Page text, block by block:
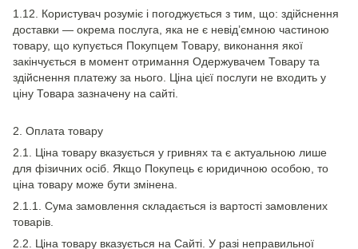
1.12. Користувач розуміє і погоджується з тим, що: здійснення
доставки — окрема послуга, яка не є невід’ємною частиною
товару, що купується Покупцем Товару, виконання якої
закінчується в момент отримання Одержувачем Товару та
здійснення платежу за нього. Ціна цієї послуги не входить у
ціну Товара зазначену на сайті.
2. Оплата товару
2.1. Ціна товару вказується у гривнях та є актуальною лише
для фізичних осіб. Якщо Покупець є юридичною особою, то
ціна товару може бути змінена.
2.1.1. Сума замовлення складається із вартості замовлених
товарів.
2.2. Ціна товару вказується на Сайті. У разі неправильної